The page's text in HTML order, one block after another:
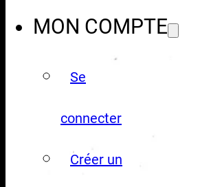
MON COMPTE
Se
connecter
Créer un